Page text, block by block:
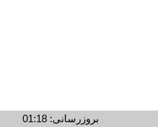
بروزرسانی: 01:18